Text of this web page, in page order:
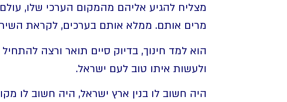
מצליח להגיע אליהם מהמקום הערכי שלו,
מרים אותם. ממלא אותם בערכים, לקראת
הוא למד חינוך, בדיוק סיים תואר ורצה
ולעשות איתו טוב לעם ישראל.
היה חשוב לו בנין ארץ ישראל, היה חשוב לו